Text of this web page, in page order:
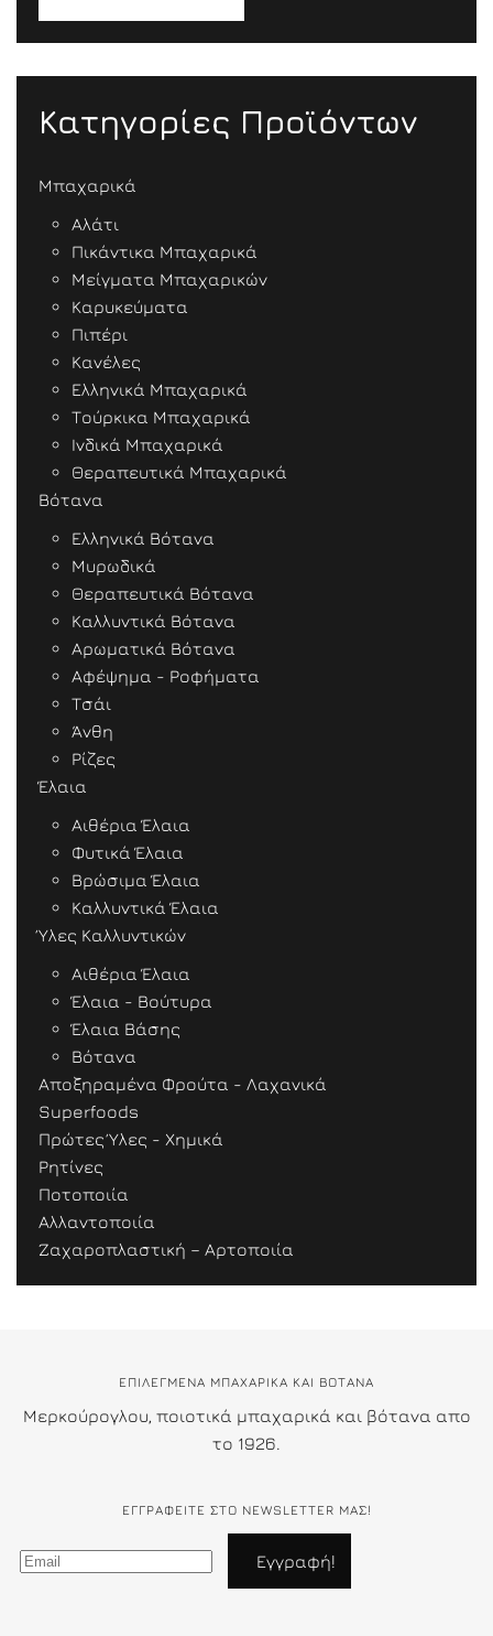
Κατηγορίες Προϊόντων
Μπαχαρικά
Αλάτι
Πικάντικα Μπαχαρικά
Μείγματα Μπαχαρικών
Καρυκεύματα
Πιπέρι
Κανέλες
Ελληνικά Μπαχαρικά
Τούρκικα Μπαχαρικά
Ινδικά Μπαχαρικά
Θεραπευτικά Μπαχαρικά
Βότανα
Ελληνικά Βότανα
Μυρωδικά
Θεραπευτικά Βότανα
Καλλυντικά Βότανα
Αρωματικά Βότανα
Αφέψημα - Ροφήματα
Τσάι
Άνθη
Ρίζες
Έλαια
Αιθέρια Έλαια
Φυτικά Έλαια
Βρώσιμα Έλαια
Καλλυντικά Έλαια
Ύλες Καλλυντικών
Αιθέρια Έλαια
Έλαια - Βούτυρα
Έλαια Βάσης
Βότανα
Αποξηραμένα Φρούτα - Λαχανικά
Superfoods
Πρώτες Ύλες - Χημικά
Ρητίνες
Ποτοποιία
Αλλαντοποιία
Ζαχαροπλαστική – Αρτοποιία
ΕΠΙΛΕΓΜΕΝΑ ΜΠΑΧΑΡΙΚΑ ΚΑΙ ΒΟΤΑΝΑ
Μερκούρογλου, ποιοτικά μπαχαρικά και βότανα απο
το 1926.
ΕΓΓΡΑΦΕΊΤΕ ΣΤΟ NEWSLETTER ΜΑΣ!